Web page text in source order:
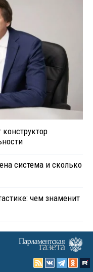
система и сколько
чем знаменит